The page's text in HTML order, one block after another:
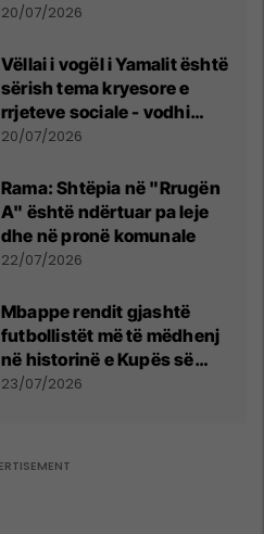
20/07/2026
Vëllai i vogël i Yamalit është
sërish tema kryesore e
rrjeteve sociale - vodhi
vëmendjen pas finales së
20/07/2026
Rama: Shtëpia në "Rrugën
A" është ndërtuar pa leje
dhe në pronë komunale
22/07/2026
Mbappe rendit gjashtë
futbollistët më të mëdhenj
në historinë e Kupës së
Botës, Messi mbetet i dyti
23/07/2026